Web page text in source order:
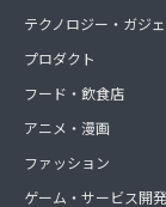
テクノロジー・ガジ
プロダクト
フード・飲食店
アニメ・漫画
ファッション
ゲーム・サービス開発